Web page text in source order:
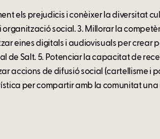
els prejudicis i conèixer la diversitat
social. 3. Millorar la
eines digitals i audiovisuals per crear
de Salt. 5. Potenciar la capacitat de
accions de difusió social (cartellisme i
per compartir amb la comunitat una